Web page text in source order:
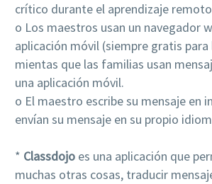
crítico durante el aprendizaje
o Los maestros usan un navegador
aplicación móvil (siempre gratis
mientas que las familias usan
una aplicación móvil.
o El maestro escribe su mensaje en
envían su mensaje en su propio
* Classdojo es una aplicación que
muchas otras cosas, traducir